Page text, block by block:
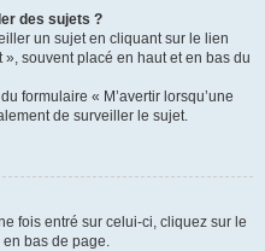
des sujets ?
un sujet en cliquant sur le lien
souvent placé en haut et en bas du
formulaire « M’avertir lorsqu’une
de surveiller le sujet.
fois entré sur celui-ci, cliquez sur le
bas de page.